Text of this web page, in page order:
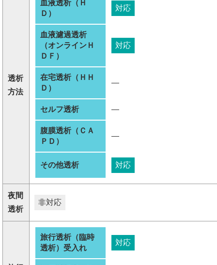
透析
方法
血液透析（Ｈ
Ｄ）
対応
血液濾過透析
（オンラインＨ
ＤＦ）
対応
在宅透析（ＨＨ
Ｄ）
―
セルフ透析 ―
腹膜透析（ＣＡ
ＰＤ）
―
その他透析 対応
夜間
透析
非対応
旅行透析（臨時
透析）受入れ
対応